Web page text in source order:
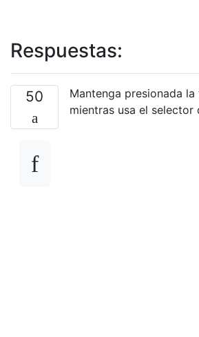
Respuestas:
50
Mantenga presionada
mientras usa el selector